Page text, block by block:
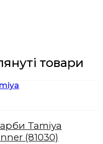
товари
Tamiya
(81030)